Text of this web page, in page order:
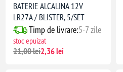
BATERIE ALCALINA 12V
LR27A / BLISTER, 5/SET
Timp de livrare:5-7 zile
stoc epuizat
21,00 lei2,36 lei